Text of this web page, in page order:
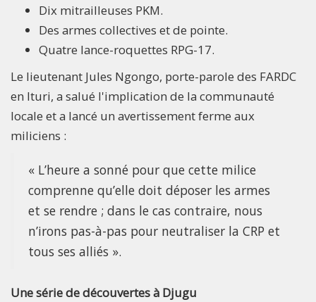
Dix mitrailleuses PKM.
Des armes collectives et de pointe.
Quatre lance-roquettes RPG-17.
Le lieutenant Jules Ngongo, porte-parole des FARDC
en Ituri, a salué l'implication de la communauté
locale et a lancé un avertissement ferme aux
miliciens :
« L’heure a sonné pour que cette milice
comprenne qu’elle doit déposer les armes
et se rendre ; dans le cas contraire, nous
n’irons pas-à-pas pour neutraliser la CRP et
tous ses alliés ».
Une série de découvertes à Djugu